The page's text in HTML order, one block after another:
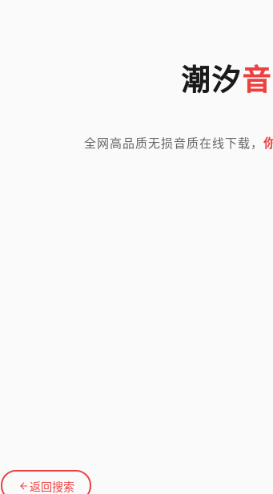
潮汐
全网高品质无损音质在线下载，
返回搜索